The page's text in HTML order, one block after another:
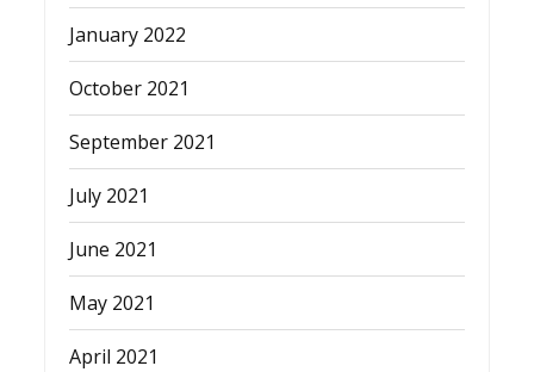
January 2022
October 2021
September 2021
July 2021
June 2021
May 2021
April 2021